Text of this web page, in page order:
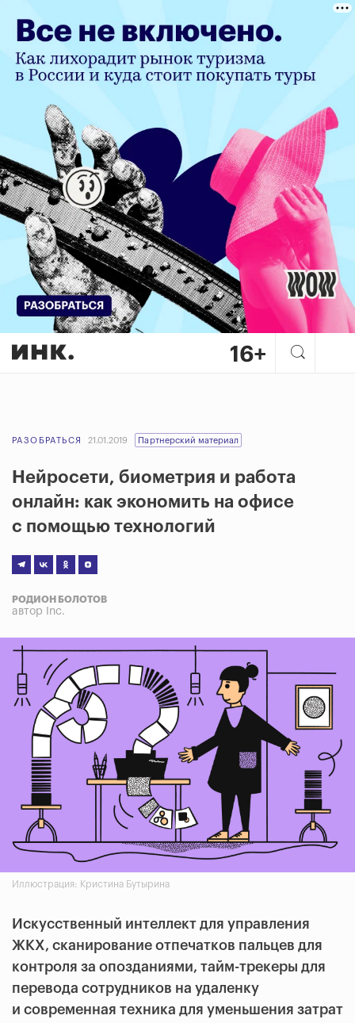
РАЗОБРАТЬСЯ 21.01.2019 Партнерский материал
Нейросети, биометрия и работа
онлайн: как экономить на офисе
с помощью технологий
РОДИОН БОЛОТОВ
автор Inc.
Иллюстрация: Кристина Бутырина
Искусственный интеллект для управления
ЖКХ, сканирование отпечатков пальцев для
контроля за опозданиями, тайм-трекеры для
перевода сотрудников на удаленку
и современная техника для уменьшения затрат